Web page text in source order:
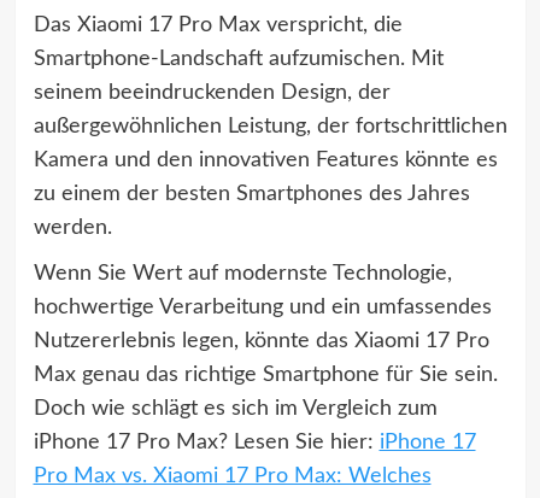
Das Xiaomi 17 Pro Max verspricht, die
Smartphone-Landschaft aufzumischen. Mit
seinem beeindruckenden Design, der
außergewöhnlichen Leistung, der fortschrittlichen
Kamera und den innovativen Features könnte es
zu einem der besten Smartphones des Jahres
werden.
Wenn Sie Wert auf modernste Technologie,
hochwertige Verarbeitung und ein umfassendes
Nutzererlebnis legen, könnte das Xiaomi 17 Pro
Max genau das richtige Smartphone für Sie sein.
Doch wie schlägt es sich im Vergleich zum
iPhone 17 Pro Max? Lesen Sie hier: iPhone 17
Pro Max vs. Xiaomi 17 Pro Max: Welches